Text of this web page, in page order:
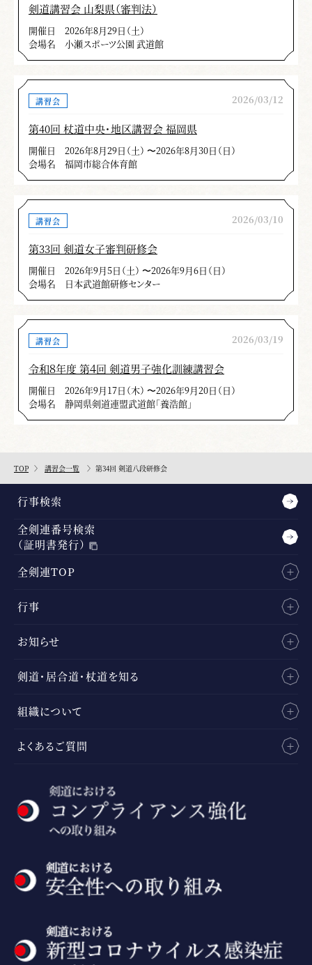
剣道講習会 山梨県（審判法）
開催日
2026年8月29日（土）
会場名
小瀬スポーツ公園 武道館
講習会 2026/03/12
第40回 杖道中央・地区講習会 福岡県
開催日
2026年8月29日（土） 〜2026年8月30日（日）
会場名
福岡市総合体育館
講習会 2026/03/10
第33回 剣道女子審判研修会
開催日
2026年9月5日（土） 〜2026年9月6日（日）
会場名
日本武道館研修センター
講習会 2026/03/19
令和８年度 第４回 剣道男子強化訓練講習会
開催日
2026年9月17日（木） 〜2026年9月20日（日）
会場名
静岡県剣道連盟武道館「養浩館」
TOP 講習会一覧 第34回 剣道八段研修会
行事検索
全剣連番号検索
（証明書発行）
全剣連TOP
行事
お知らせ
剣道・居合道・杖道を知る
組織について
よくあるご質問